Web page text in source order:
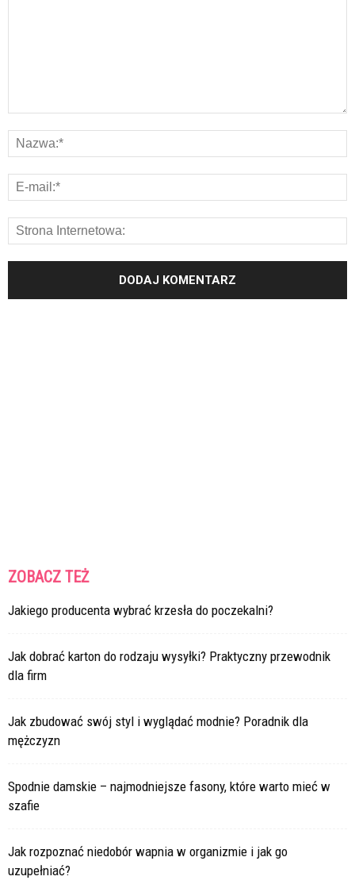
ZOBACZ TEŻ
Jakiego producenta wybrać krzesła do poczekalni?
Jak dobrać karton do rodzaju wysyłki? Praktyczny przewodnik
dla firm
Jak zbudować swój styl i wyglądać modnie? Poradnik dla
mężczyzn
Spodnie damskie – najmodniejsze fasony, które warto mieć w
szafie
Jak rozpoznać niedobór wapnia w organizmie i jak go
uzupełniać?